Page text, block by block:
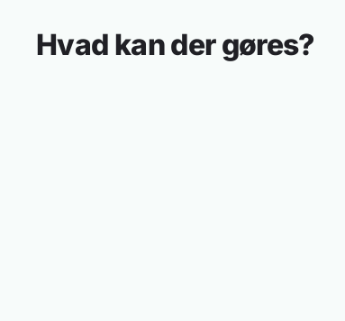
Hvad kan der gøres?